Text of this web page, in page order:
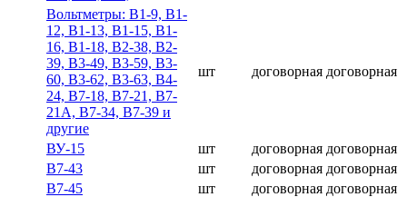
Вольтметры: В1-9, В1-
12, В1-13, В1-15, В1-
16, В1-18, В2-38, В2-
39, В3-49, В3-59, В3-
60, В3-62, В3-63, В4-
24, В7-18, В7-21, В7-
21А, В7-34, В7-39 и
другие
шт договорная договорная
ВУ-15 шт договорная договорная
В7-43
шт договорная договорная
В7-45
шт договорная договорная